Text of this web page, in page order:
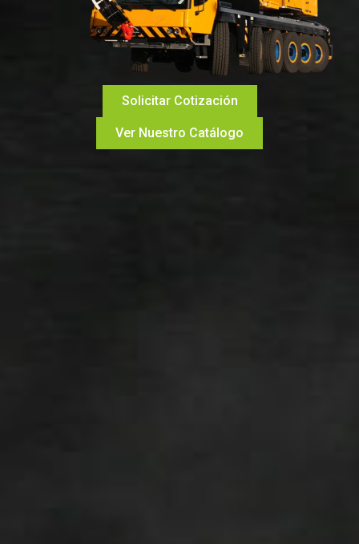
Solicitar Cotización
Ver Nuestro Catálogo